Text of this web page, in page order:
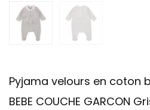
Pyjama velours en coton
BEBE COUCHE GARCON